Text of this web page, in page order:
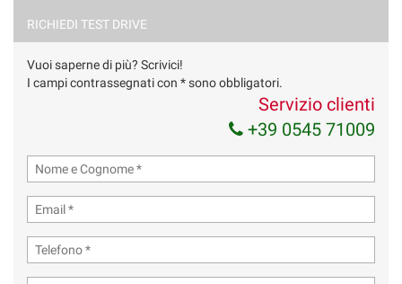
RICHIEDI TEST DRIVE
Vuoi saperne di più? Scrivici!
I campi contrassegnati con * sono obbligatori.
Servizio clienti
+39 0545 71009